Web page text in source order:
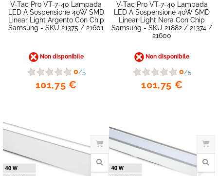
favorite_border
V-Tac Pro VT-7-40 Lampada
LED A Sospensione 40W SMD
Linear Light Argento Con Chip
Samsung - SKU 21375 / 21601
Non disponibile
0/5
101,75 €
V-Tac Pro VT-7-40 Lampada
LED A Sospensione 40W SMD
Linear Light Nera Con Chip
Samsung - SKU 21882 / 21374 /
21600
Non disponibile
0/5
101,75 €